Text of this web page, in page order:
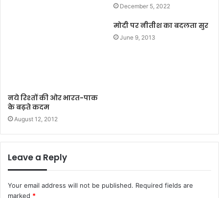
December 5, 2022
नये रिश्तों की ओर भारत-पाक
के बढ़ते कदम
August 12, 2012
मोदी पर नीतीश का बदलता सुर
June 9, 2013
Leave a Reply
Your email address will not be published. Required fields are
marked *